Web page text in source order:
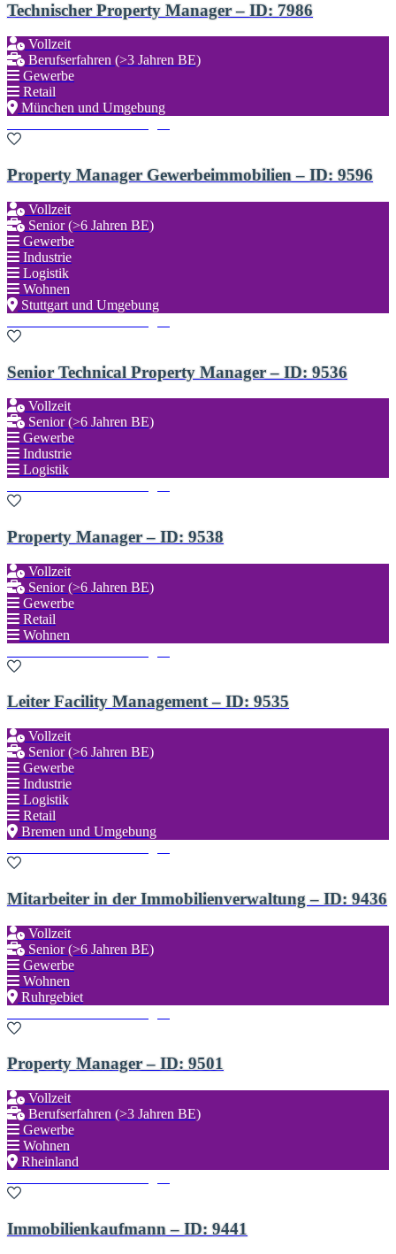
Technischer Property Manager – ID: 7986
Vollzeit
Berufserfahren (>3 Jahren BE)
Gewerbe
Retail
München und Umgebung
Property Manager Gewerbeimmobilien – ID: 9596
Vollzeit
Senior (>6 Jahren BE)
Gewerbe
Industrie
Logistik
Wohnen
Stuttgart und Umgebung
Senior Technical Property Manager – ID: 9536
Vollzeit
Senior (>6 Jahren BE)
Gewerbe
Industrie
Logistik
Property Manager – ID: 9538
Vollzeit
Senior (>6 Jahren BE)
Gewerbe
Retail
Wohnen
Leiter Facility Management – ID: 9535
Vollzeit
Senior (>6 Jahren BE)
Gewerbe
Industrie
Logistik
Retail
Bremen und Umgebung
Mitarbeiter in der Immobilienverwaltung – ID: 9436
Vollzeit
Senior (>6 Jahren BE)
Gewerbe
Wohnen
Ruhrgebiet
Property Manager – ID: 9501
Vollzeit
Berufserfahren (>3 Jahren BE)
Gewerbe
Wohnen
Rheinland
Immobilienkaufmann – ID: 9441